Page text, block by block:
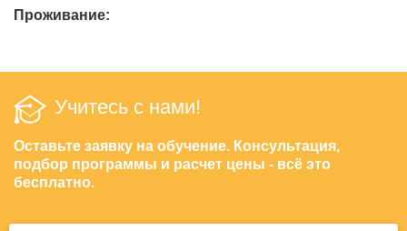
Проживание:
Учитесь с нами!
Оставьте заявку на обучение. Консультация,
подбор программы и расчет цены - всё это
бесплатно.